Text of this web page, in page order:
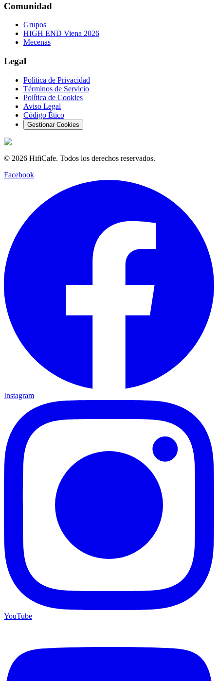
Comunidad
Grupos
HIGH END Viena 2026
Mecenas
Legal
Política de Privacidad
Términos de Servicio
Política de Cookies
Aviso Legal
Código Ético
Gestionar Cookies
© 2026 HifiCafe. Todos los derechos reservados.
Facebook
Instagram
YouTube